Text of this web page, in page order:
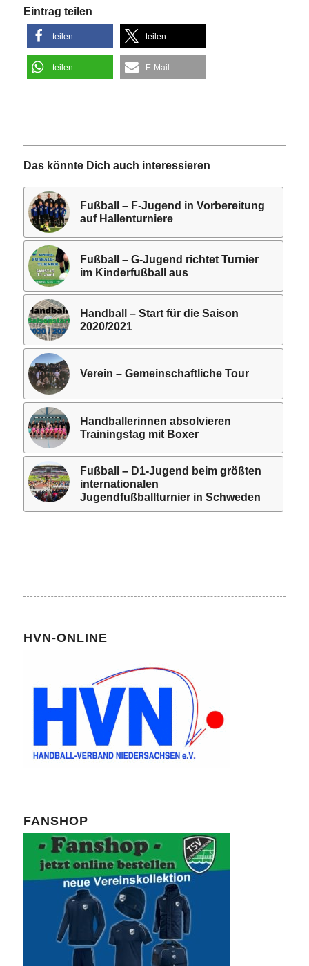
Eintrag teilen
teilen teilen
teilen E-Mail
Das könnte Dich auch interessieren
Fußball – F-Jugend in Vorbereitung
auf Hallenturniere
Fußball – G-Jugend richtet Turnier
im Kinderfußball aus
Handball – Start für die Saison
2020/2021
Verein – Gemeinschaftliche Tour
Handballerinnen absolvieren
Trainingstag mit Boxer
Fußball – D1-Jugend beim größten
internationalen
Jugendfußballturnier in Schweden
HVN-ONLINE
FANSHOP